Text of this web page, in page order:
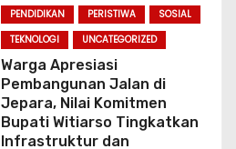
PENDIDIKAN
PERISTIWA
SOSIAL
TEKNOLOGI
UNCATEGORIZED
Warga Apresiasi
Pembangunan Jalan di
Jepara, Nilai Komitmen
Bupati Witiarso Tingkatkan
Infrastruktur dan